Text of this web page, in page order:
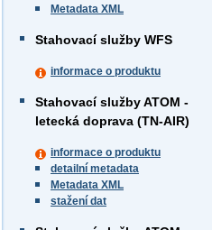
Metadata XML
Stahovací služby WFS
informace o produktu
Stahovací služby ATOM -
letecká doprava (TN-AIR)
informace o produktu
detailní metadata
Metadata XML
stažení dat